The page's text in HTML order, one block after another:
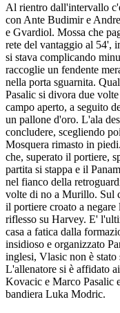
Al rientro dall'intervallo
con Ante Budimir e
e Gvardiol. Mossa che
rete del vantaggio al 54',
si stava complicando
raccoglie un fendente
nella porta sguarnita.
Pasalic si divora due
campo aperto, a seguito
un pallone d'oro. L'ala
concludere, scegliendo
Mosquera rimasto in
che, superato il portiere,
partita si stappa e il
nel fianco della
volte di no a Murillo. Sul
il portiere croato a
riflesso su Harvey. E'
casa a fatica dalla
insidioso e organizzato
inglesi, Vlasic non è stato
L'allenatore si è affidato
Kovacic e Marco Pasalic
bandiera Luka Modric.